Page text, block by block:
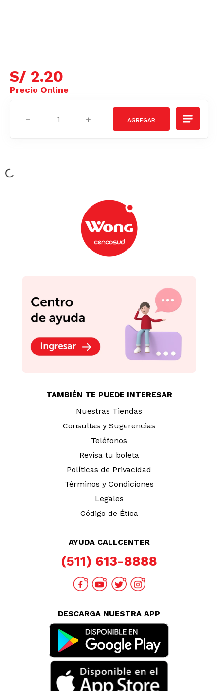
S/ 2.20
＋
－
TAMBIÉN TE PUEDE INTERESAR
Nuestras Tiendas
Consultas y Sugerencias
Teléfonos
Revisa tu boleta
Políticas de Privacidad
Términos y Condiciones
Legales
Código de Ética
AYUDA CALLCENTER
(511) 613-8888
DESCARGA NUESTRA APP